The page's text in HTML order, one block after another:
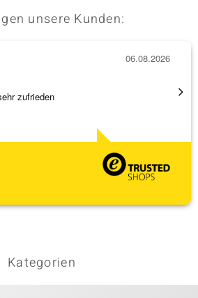
unsere Kunden:
zufrieden
06.08.2026
Kategorien